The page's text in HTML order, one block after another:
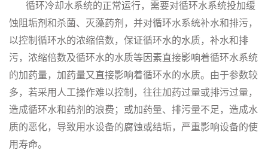
循环冷却水系统的正常运行，需要对循环水系统投加缓
蚀阻垢剂和杀菌、灭藻药剂，并对循环水系统补水和排污，
以控制循环水的浓缩倍数，保证循环水的水质，补水和排
污，浓缩倍数及循环水的水质等因素直接影响着循环水系统
的加药量，加药量又直接影响着循环水的水质。由于参数较
多，若采用人工操作难以控制，往往加药过量或排污过量，
造成循环水和药剂的浪费；或加药量、排污量不足，造成水
质的恶化，导致用水设备的腐蚀或结垢，严重影响设备的使
用寿命。